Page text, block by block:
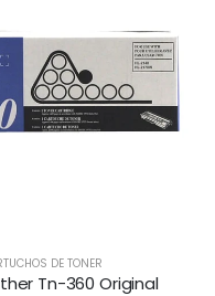
DE TONER
Tn-360 Original